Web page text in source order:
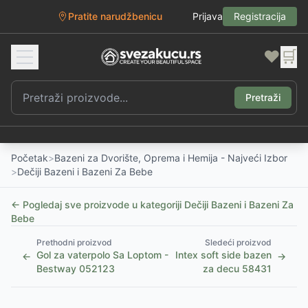
Pratite narudžbenicu Prijava Registracija
❤️ 🛒
Pretraži
Početak>Bazeni za Dvorište, Oprema i Hemija - Najveći Izbor
>Dečiji Bazeni i Bazeni Za Bebe
← Pogledaj sve proizvode u kategoriji Dečiji Bazeni i Bazeni Za
Bebe
←
Prethodni proizvod
Gol za vaterpolo Sa Loptom -
Bestway 052123
Sledeći proizvod
Intex soft side bazen
za decu 58431
→